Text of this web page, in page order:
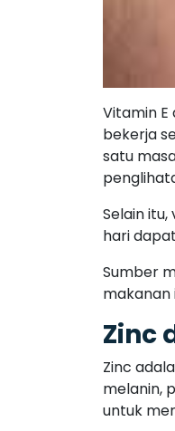
Vitamin
bekerja
satu
Selain
hari
Sumber
Zinc
Zinc
melanin,
untuk